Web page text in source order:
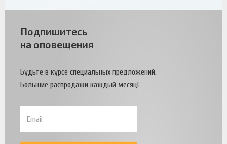
Подпишитесь
на оповещения
Будьте в курсе специальных предложений.
Большие распродажи каждый месяц!